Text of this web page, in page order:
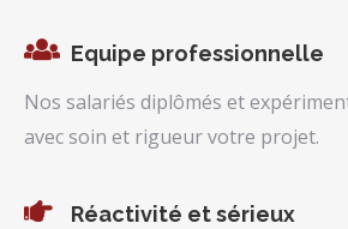
Equipe professionnelle
Nos salariés diplômés et
avec soin et rigueur votre projet.
Réactivité et sérieux